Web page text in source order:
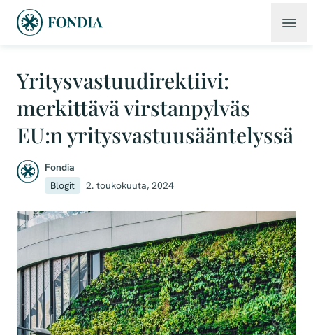
Yritysvastuudirektiivi:
merkittävä virstanpylväs
EU:n yritysvastuusääntelyssä
Fondia
Blogit
2. toukokuuta, 2024